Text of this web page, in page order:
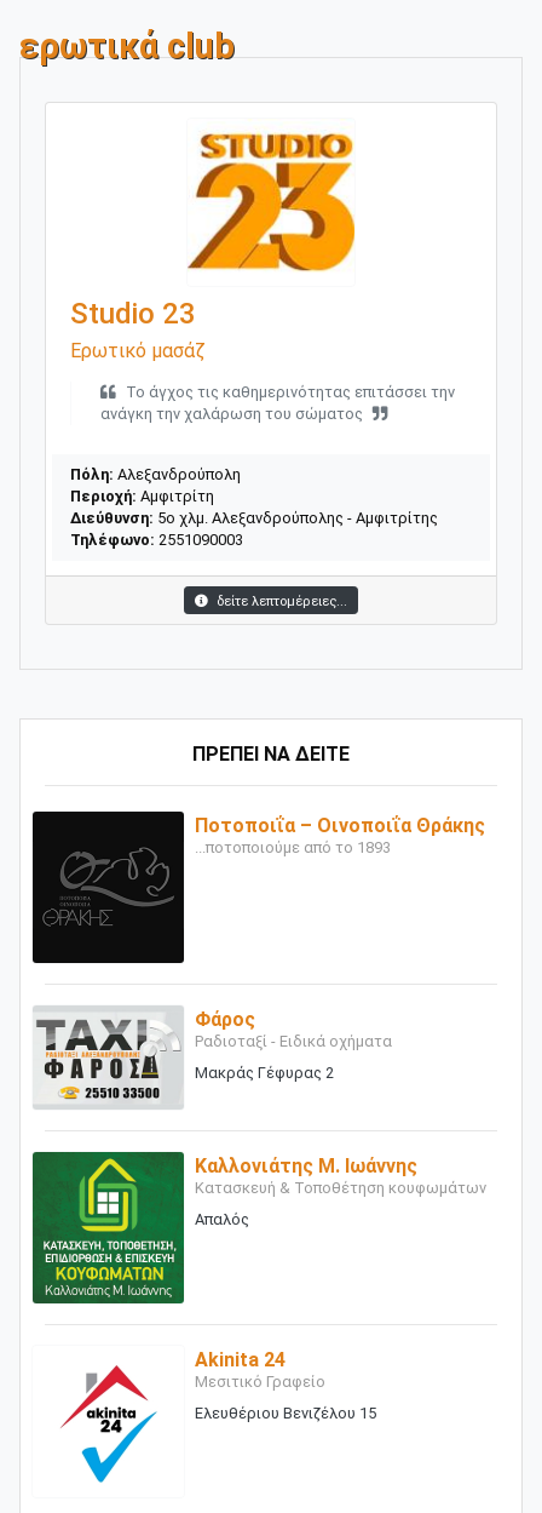
ΠΡΕΠΕΙ ΝΑ ΔΕΙΤΕ
Ποτοποιΐα – Οινοποιΐα Θράκης
...ποτοποιούμε από το 1893
Φάρος
Ραδιοταξί - Ειδικά οχήματα
Μακράς Γέφυρας 2
Καλλονιάτης Μ. Ιωάννης
Κατασκευή & Τοποθέτηση κουφωμάτων
Απαλός
Akinita 24
Μεσιτικό Γραφείο
Ελευθέριου Βενιζέλου 15
ερωτικά club
Studio 23
Ερωτικό μασάζ
Το άγχος τις καθημερινότητας επιτάσσει την
ανάγκη την χαλάρωση του σώματος
Πόλη: Αλεξανδρούπολη
Περιοχή: Αμφιτρίτη
Διεύθυνση: 5ο χλμ. Αλεξανδρούπολης - Αμφιτρίτης
Τηλέφωνο: 2551090003
δείτε λεπτομέρειες...